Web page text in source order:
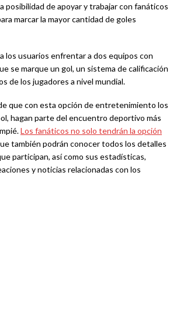
posibilidad de apoyar y trabajar con fanáticos
marcar la mayor cantidad de goles
los usuarios enfrentar a dos equipos con
se marque un gol, un sistema de calificación
de los jugadores a nivel mundial.
que con esta opción de entretenimiento los
hagan parte del encuentro deportivo más
Los fanáticos no solo tendrán la opción
también podrán conocer todos los detalles
participan, así como sus estadísticas,
y noticias relacionadas con los